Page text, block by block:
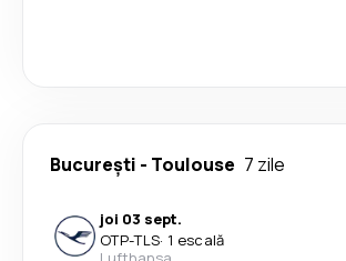
București - Toulouse 7 zile
joi 03 sept.
OTP-TLS· 1 escală